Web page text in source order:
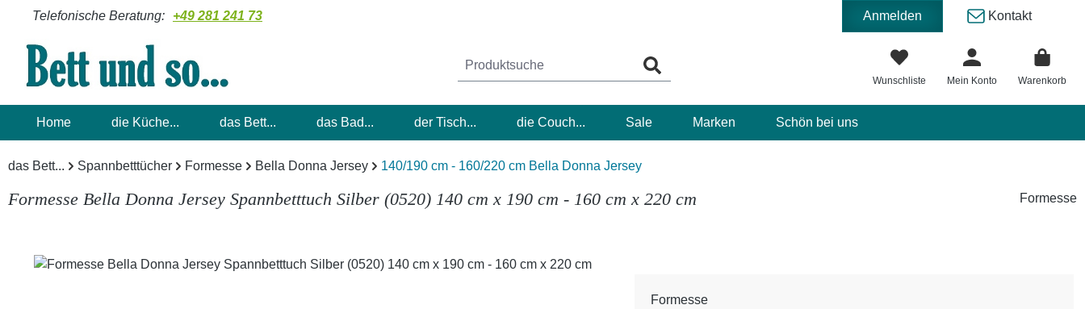
Hauptinhalt springen
Zur Suche springen
Zur Hauptnavigation springen
Telefonische Beratung: +49 281 241 73 Anmelden Kontakt
Wunschliste Mein Konto Warenkorb
Home die Küche... das Bett... das Bad... der Tisch... die Couch... Sale Marken Schön bei uns
das Bett... Spannbetttücher Formesse Bella Donna Jersey 140/190 cm - 160/220 cm Bella Donna Jersey
Formesse Bella Donna Jersey Spannbetttuch Silber (0520) 140 cm x 190 cm - 160 cm x 220 cm Formesse
Bildergalerie überspringen
Formesse